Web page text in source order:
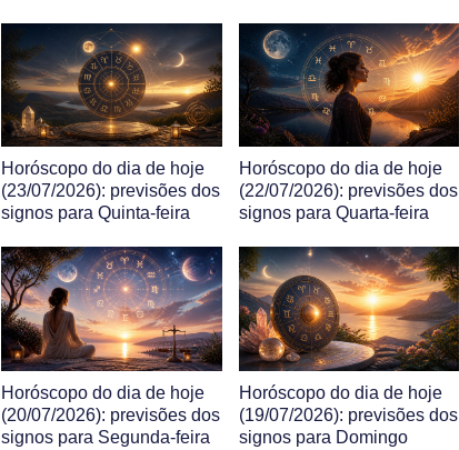
Horóscopo do dia de hoje
(23/07/2026): previsões dos
signos para Quinta-feira
Horóscopo do dia de hoje
(22/07/2026): previsões dos
signos para Quarta-feira
Horóscopo do dia de hoje
(20/07/2026): previsões dos
signos para Segunda-feira
Horóscopo do dia de hoje
(19/07/2026): previsões dos
signos para Domingo